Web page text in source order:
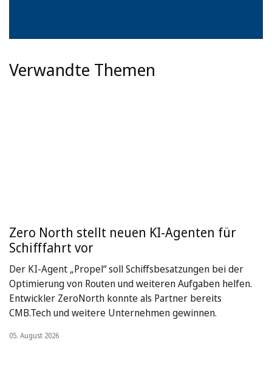
Verwandte Themen
Zero North stellt neuen KI-Agenten für
Schifffahrt vor
Der KI-Agent „Propel“ soll Schiffsbesatzungen bei der
Optimierung von Routen und weiteren Aufgaben helfen.
Entwickler ZeroNorth konnte als Partner bereits
CMB.Tech und weitere Unternehmen gewinnen.
05. August 2026